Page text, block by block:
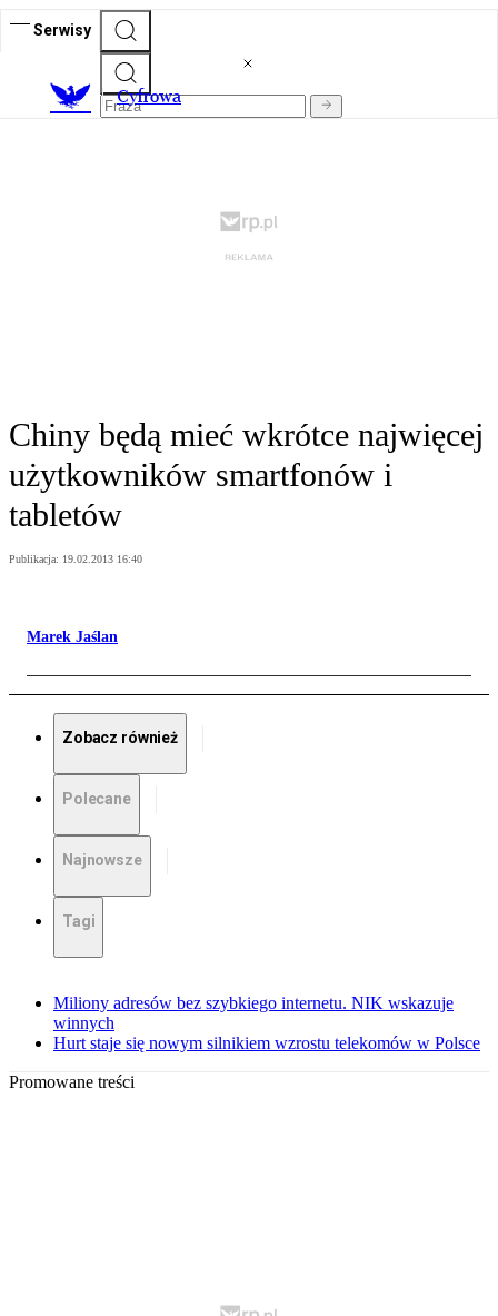
Serwisy
Cyfrowa
Chiny będą mieć wkrótce najwięcej
użytkowników smartfonów i
tabletów
Publikacja: 19.02.2013 16:40
Marek Jaślan
Zobacz również
Polecane
Najnowsze
Tagi
Miliony adresów bez szybkiego internetu. NIK wskazuje
winnych
Hurt staje się nowym silnikiem wzrostu telekomów w Polsce
Promowane treści